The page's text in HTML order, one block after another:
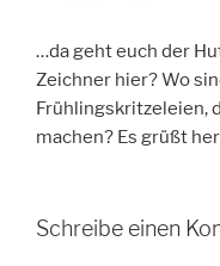
…da geht euch der
Zeichner hier? Wo
Frühlingskritzeleien,
machen? Es grüßt
Schreibe einen